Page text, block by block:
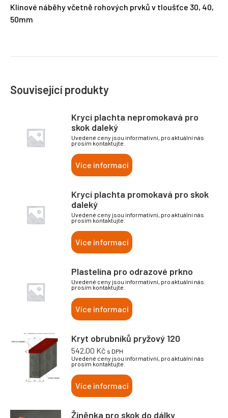
Klínové náběhy včetně rohových prvků v tloušťce 30, 40,
50mm
Související produkty
Krycí plachta nepromokavá pro
skok daleký
Uvedené ceny jsou informativní, pro aktuální nás
prosím kontaktujte.
Více informací
Krycí plachta promokavá pro skok
daleký
Uvedené ceny jsou informativní, pro aktuální nás
prosím kontaktujte.
Více informací
Plastelína pro odrazové prkno
Uvedené ceny jsou informativní, pro aktuální nás
prosím kontaktujte.
Více informací
Kryt obrubníků pryžový 120
542.00 Kč s DPH
Uvedené ceny jsou informativní, pro aktuální nás
prosím kontaktujte.
Více informací
Žíněnka pro skok do dálky